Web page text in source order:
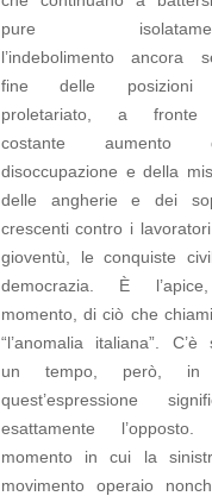
pure
l’indebolimento ancora
fine delle posizioni
proletariato, a
costante aumento
disoccupazione e della
delle angherie e dei
crescenti contro i
gioventù, le conquiste
democrazia. È
momento, di ciò che
“l’anomalia italiana”. C’è
un tempo, però, in
quest’espressione
esattamente
momento in cui la
movimento operaio